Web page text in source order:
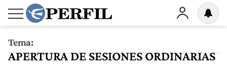
Tema:
APERTURA DE SESIONES ORDINARIAS